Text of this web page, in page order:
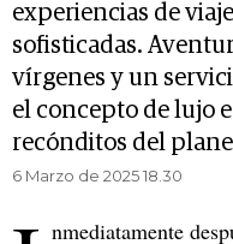
experiencias de
sofisticadas.
vírgenes y un
el concepto de lujo
recónditos del
6 Marzo de 2025 18.30
nmediatamente